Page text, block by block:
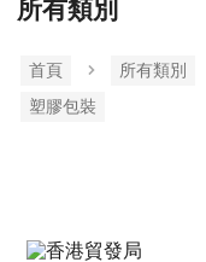
所有類別
首頁 所有類別
塑膠包裝